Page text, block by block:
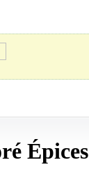
Épices